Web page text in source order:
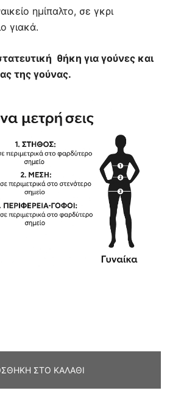
€.
τιμή
είναι:
580,00 €.
ημίπαλτο, σε γκρι
γιακά.
θήκη για γούνες και
της γούνας.
ΣΤΟ ΚΑΛΆΘΙ